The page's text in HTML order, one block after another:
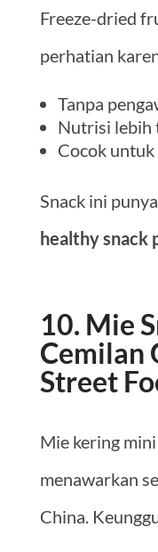
Freeze-dried
perhatian
Tanpa
Nutrisi lebih
Cocok
Snack ini
healthy snack
10. Mie
Cemilan
Street
Mie kering
menawarkan
China.